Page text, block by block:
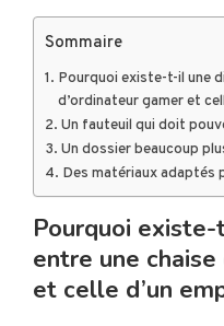
Sommaire
Pourquoi existe-t-il une
d’ordinateur gamer et
Un fauteuil qui doit
Un dossier beaucoup
Des matériaux adaptés
Pourquoi
entre une
et celle d’un